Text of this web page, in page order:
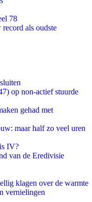
78
als oudste
op non-actief stuurde
gehad met
maar half zo veel uren
IV?
van de Eredivisie
klagen over de warmte
vernielingen